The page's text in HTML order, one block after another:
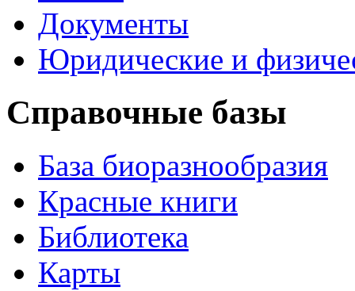
Документы
Юридические и
Справочные базы
База биоразнообразия
Красные книги
Библиотека
Карты